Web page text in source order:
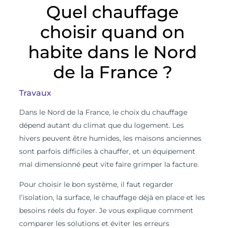
Quel chauffage
choisir quand on
habite dans le Nord
de la France ?
Travaux
Dans le Nord de la France, le choix du chauffage
dépend autant du climat que du logement. Les
hivers peuvent être humides, les maisons anciennes
sont parfois difficiles à chauffer, et un équipement
mal dimensionné peut vite faire grimper la facture.
Pour choisir le bon système, il faut regarder
l’isolation, la surface, le chauffage déjà en place et les
besoins réels du foyer. Je vous explique comment
comparer les solutions et éviter les erreurs